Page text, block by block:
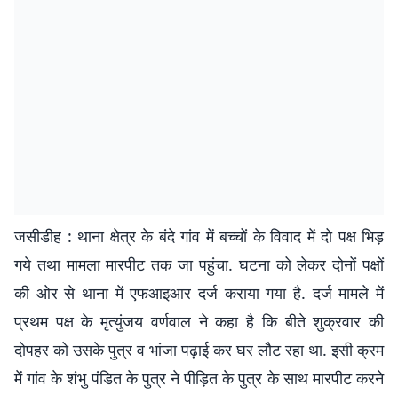
जसीडीह : थाना क्षेत्र के बंदे गांव में बच्चों के विवाद में दो पक्ष भिड़
गये तथा मामला मारपीट तक जा पहुंचा. घटना को लेकर दोनों पक्षों
की ओर से थाना में एफआइआर दर्ज कराया गया है. दर्ज मामले में
प्रथम पक्ष के मृत्युंजय वर्णवाल ने कहा है कि बीते शुक्रवार की
दोपहर को उसके पुत्र व भांजा पढ़ाई कर घर लौट रहा था. इसी क्रम
में गांव के शंभु पंडित के पुत्र ने पीड़ित के पुत्र के साथ मारपीट करने